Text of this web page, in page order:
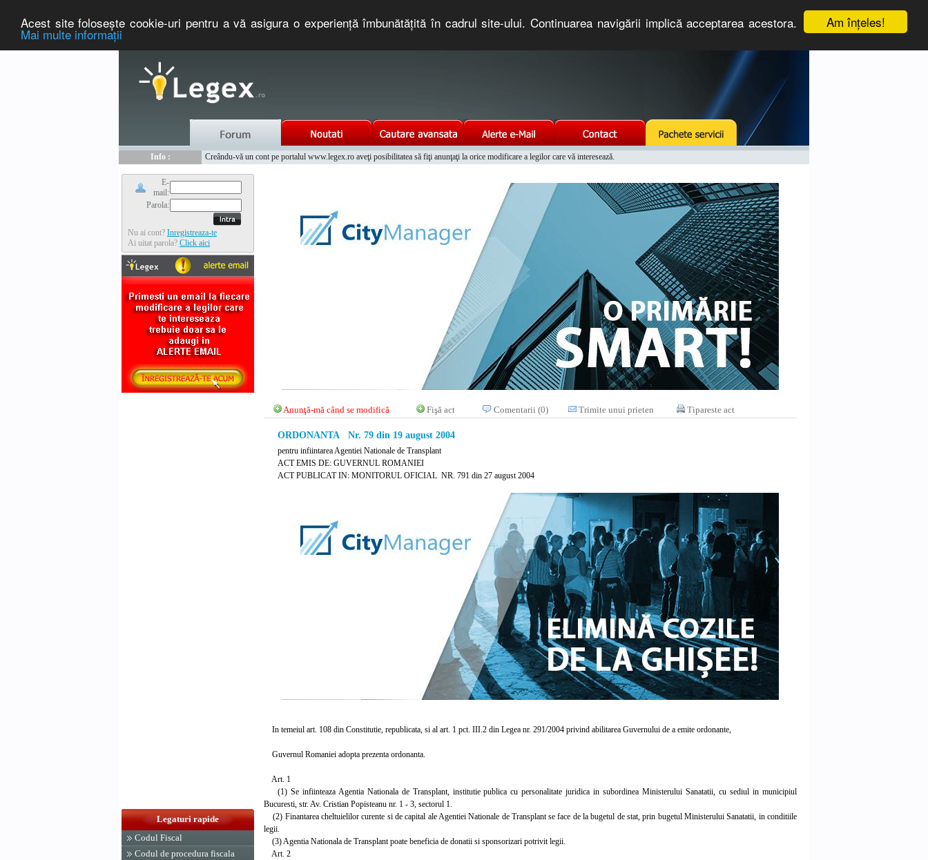
Am înţeles!
Acest site foloseşte cookie-uri pentru a vă asigura o experienţă îmbunătăţită în cadrul site-ului. Continuarea navigării implică acceptarea acestora.
Mai multe informaţii
Info :
www.tntauto.ro - Managementul Integrat al Parcului Auto
E-
mail:
Parola:
Nu ai cont? Inregistreaza-te
Ai uitat parola? Click aici
Legaturi rapide
Codul Fiscal
Codul de procedura fiscala
Anunţă-mă când se modifică Fişă act Comentarii (0) Trimite unui prieten Tipareste act
ORDONANTA Nr. 79 din 19 august 2004
pentru infiintarea Agentiei Nationale de Transplant
ACT EMIS DE: GUVERNUL ROMANIEI
ACT PUBLICAT IN: MONITORUL OFICIAL NR. 791 din 27 august 2004
In temeiul art. 108 din Constitutie, republicata, si al art. 1 pct. III.2 din Legea nr. 291/2004 privind abilitarea Guvernului de a emite ordonante,
Guvernul Romaniei adopta prezenta ordonanta.
Art. 1
(1) Se infiinteaza Agentia Nationala de Transplant, institutie publica cu personalitate juridica in subordinea Ministerului Sanatatii, cu sediul in municipiul
Bucuresti, str. Av. Cristian Popisteanu nr. 1 - 3, sectorul 1.
(2) Finantarea cheltuielilor curente si de capital ale Agentiei Nationale de Transplant se face de la bugetul de stat, prin bugetul Ministerului Sanatatii, in conditiile
legii.
(3) Agentia Nationala de Transplant poate beneficia de donatii si sponsorizari potrivit legii.
Art. 2